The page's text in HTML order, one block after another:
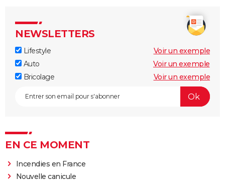
NEWSLETTERS
Lifestyle
Voir un exemple
Auto
Voir un exemple
Bricolage
Voir un exemple
EN CE MOMENT
Incendies en France
Nouvelle canicule